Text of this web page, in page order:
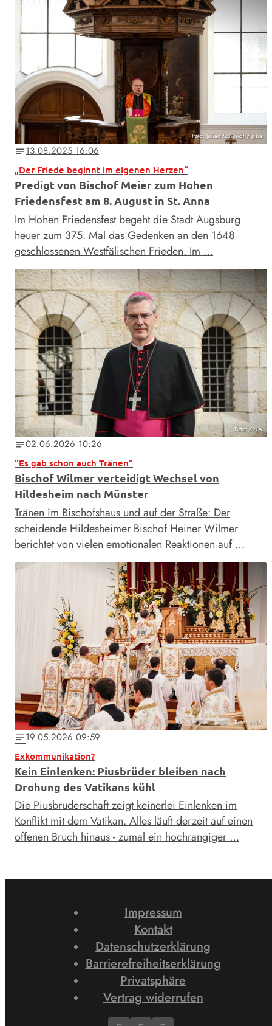
Foto: Julian Schmidt / pba
notes13.08.2025 16:06
„Der Friede beginnt im eigenen Herzen“
Predigt von Bischof Meier zum Hohen
Friedensfest am 8. August in St. Anna
Im Hohen Friedensfest begeht die Stadt Augsburg
heuer zum 375. Mal das Gedenken an den 1648
geschlossenen Westfälischen Frieden. Im …
Foto: KNA
notes02.06.2026 10:26
"Es gab schon auch Tränen"
Bischof Wilmer verteidigt Wechsel von
Hildesheim nach Münster
Tränen im Bischofshaus und auf der Straße: Der
scheidende Hildesheimer Bischof Heiner Wilmer
berichtet von vielen emotionalen Reaktionen auf …
Foto: KNA
notes19.05.2026 09:59
Exkommunikation?
Kein Einlenken: Piusbrüder bleiben nach
Drohung des Vatikans kühl
Die Piusbruderschaft zeigt keinerlei Einlenken im
Konflikt mit dem Vatikan. Alles läuft derzeit auf einen
offenen Bruch hinaus - zumal ein hochrangiger …
Impressum
Kontakt
Datenschutzerklärung
Barrierefreiheitserklärung
Privatsphäre
Vertrag widerrufen